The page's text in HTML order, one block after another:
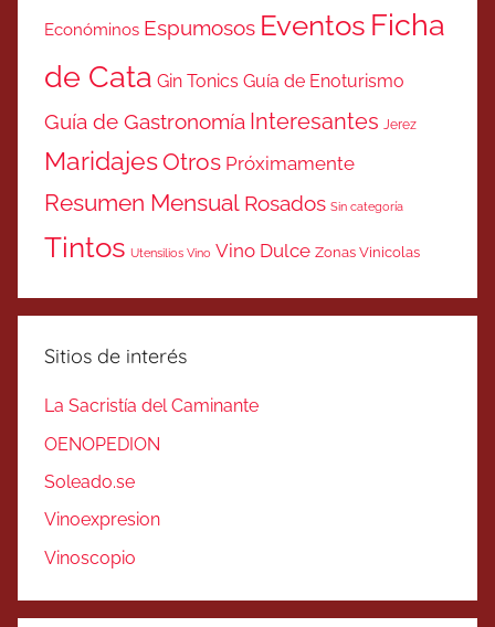
Económinos Espumosos Eventos Ficha
de Cata Gin Tonics Guía de Enoturismo
Guía de Gastronomía Interesantes Jerez
MaridajesOtros Próximamente
Resumen Mensual Rosados Sin categoría
Tintos Utensilios Vino Vino Dulce Zonas Vinicolas
Sitios de interés
La Sacristía del Caminante
OENOPEDION
Soleado.se
Vinoexpresion
Vinoscopio